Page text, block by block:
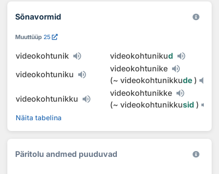
Sõnavormid
Muuttüüp 25
videokohtunik videokohtunikud
videokohtuniku
videokohtunike
(~ videokohtunikkude )
videokohtunikku
videokohtunikke
(~ videokohtunikkusid )
Näita tabelina
Päritolu andmed puuduvad